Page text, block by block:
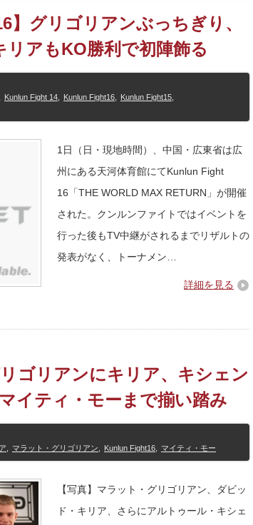
】グリゴリアンぶっちぎり、
リアもKO勝利で初陣飾る
Kunlun Fight 14 Kunlun Fight16 Kunlun Fight15
1日（日・現地時間）、中国・広東省は広
州にある天河体育館にてKunlun Fight
16「THE WORLD MAX RETURN」が開催
された。クンルンファイトではイベントを
行った後もTV中継がされるまでリザルトの
発表がなく、トーナメン…
詳細を見る
ゴリアンにキリア、キシェン
イティ・モーまで揃い踏み
マラット・グリゴリアン Kunlun Fight16 マイティ・モー
【写真】マラット・グリゴリアン、ダビッ
ド・キリア、さらにアルトゥール・キシェ